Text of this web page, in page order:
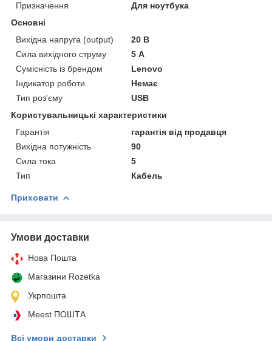
Призначення
Для ноутбука
Основні
Вихідна напруга (output)
20 В
Сила вихідного струму
5 А
Сумісність із брендом
Lenovo
Індикатор роботи
Немає
Тип роз'єму
USB
Користувальницькі характеристики
Гарантія
гарантія від продавця
Вихідна потужність
90
Сила тока
5
Тип
Кабель
Приховати
Умови доставки
Нова Пошта
Магазини Rozetka
Укрпошта
Meest ПОШТА
Всі умови доставки